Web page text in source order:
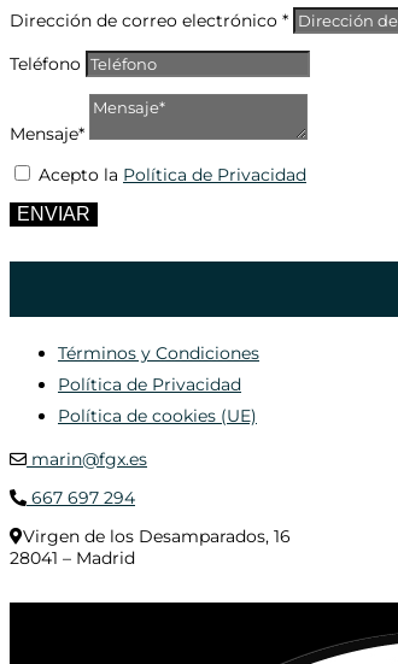
Dirección de correo electrónico *
Teléfono
Mensaje*
Acepto la Política de Privacidad
ENVIAR
Términos y Condiciones
Política de Privacidad
Política de cookies (UE)
marin@fgx.es
667 697 294
Virgen de los Desamparados, 16
28041 – Madrid